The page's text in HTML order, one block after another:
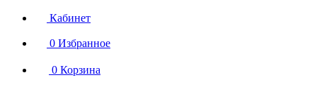
Кабинет
0 Избранное
0 Корзина